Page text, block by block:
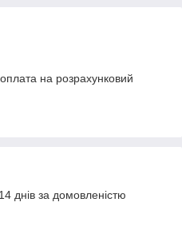
на розрахунковий
днів за домовленістю